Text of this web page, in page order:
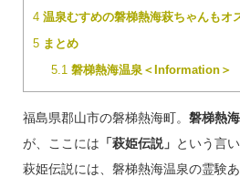
4温泉むすめの磐梯熱海萩ちゃんもオ
5まとめ
5.1 磐梯熱海温泉＜Information＞
福島県郡山市の磐梯熱海町。 磐梯熱
が、ここには 「萩姫伝説」 という言
萩姫伝説には、磐梯熱海温泉の霊験